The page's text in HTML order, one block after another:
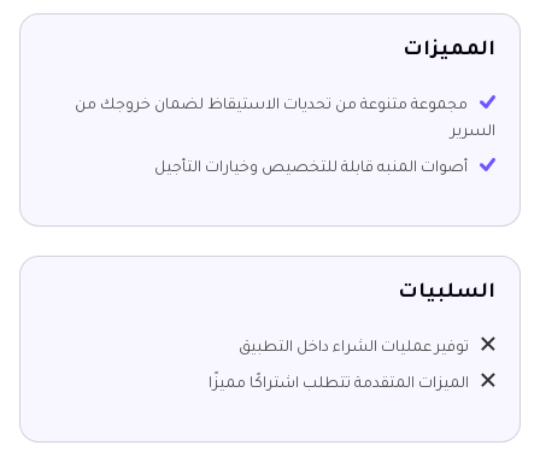
المميزات
مجموعة متنوعة من تحديات الاستيقاظ لضمان خروجك من
السرير
أصوات المنبه قابلة للتخصيص وخيارات التأجيل
السلبيات
توفير عمليات الشراء داخل التطبيق
الميزات المتقدمة تتطلب اشتراكًا مميزًا